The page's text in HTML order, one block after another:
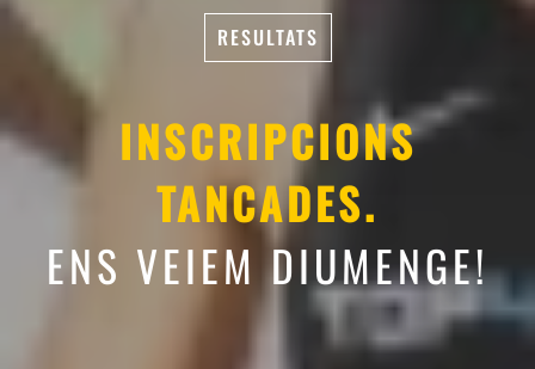
RESULTATS
INSCRIPCIONS
TANCADES.
ENS VEIEM DIUMENGE!